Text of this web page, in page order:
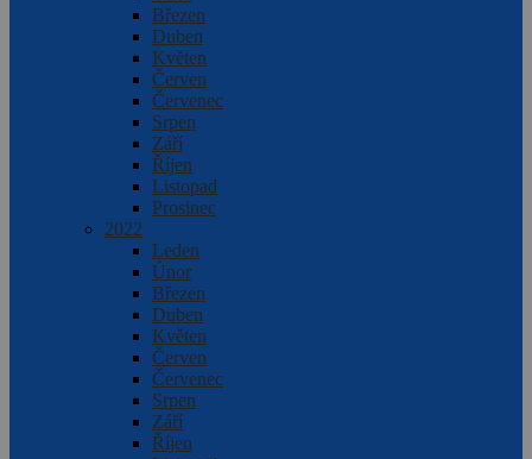
Březen
Duben
Květen
Červen
Červenec
Srpen
Září
Říjen
Listopad
Prosinec
2022
Leden
Únor
Březen
Duben
Květen
Červen
Červenec
Srpen
Září
Říjen